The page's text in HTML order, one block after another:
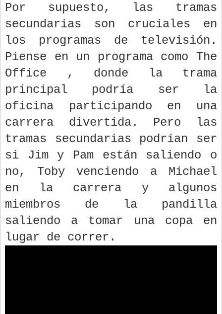
Por supuesto, las tramas
secundarias son cruciales en
los programas de televisión.
Piense en un programa como The
Office , donde la trama
principal podría ser la
oficina participando en una
carrera divertida. Pero las
tramas secundarias podrían ser
si Jim y Pam están saliendo o
no, Toby venciendo a Michael
en la carrera y algunos
miembros de la pandilla
saliendo a tomar una copa en
lugar de correr.